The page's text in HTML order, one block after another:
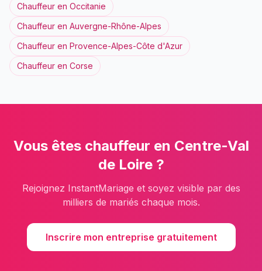
Chauffeur en Occitanie
Chauffeur en Auvergne-Rhône-Alpes
Chauffeur en Provence-Alpes-Côte d'Azur
Chauffeur en Corse
Vous êtes chauffeur en Centre-Val
de Loire?
Rejoignez InstantMariage et soyez visible par des
milliers de mariés chaque mois.
Inscrire mon entreprise gratuitement